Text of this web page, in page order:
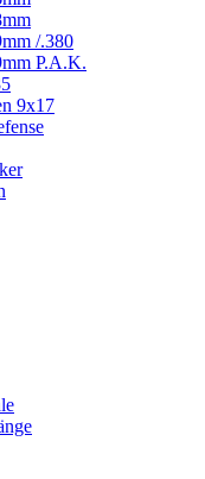
/.380
P.A.K.
9x17